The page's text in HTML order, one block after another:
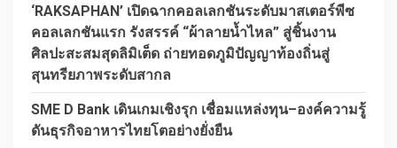
‘RAKSAPHAN’ เปิดฉากคอลเลกชันระดับมาสเตอร์พีซ
คอลเลกชันแรก รังสรรค์ “ผ้าลายน้ำไหล” สู่ชิ้นงาน
ศิลปะสะสมสุดลิมิเต็ด ถ่ายทอดภูมิปัญญาท้องถิ่นสู่
สุนทรียภาพระดับสากล
SME D Bank เดินเกมเชิงรุก เชื่อมแหล่งทุน–องค์ความรู้
ดันธุรกิจอาหารไทยโตอย่างยั่งยืน